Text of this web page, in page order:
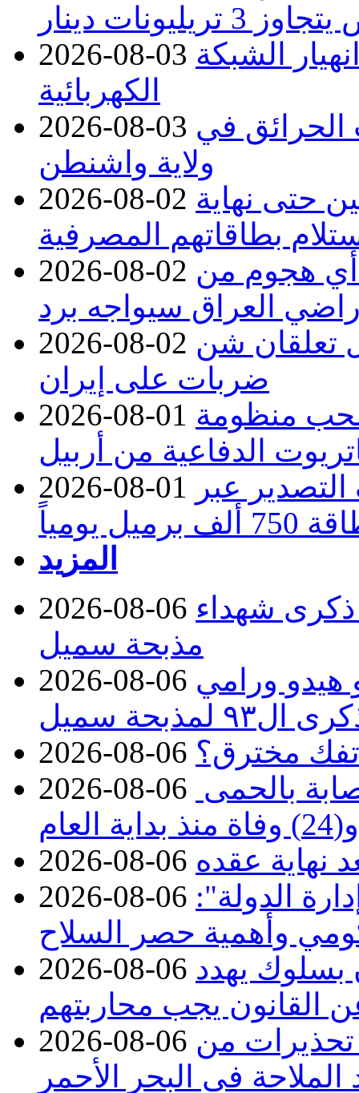
2026-08-03 الشبكة
الكهربائية
2026-08-03 الحرائق في
ولاية واشنطن
2026-08-02 حتى نهاية
بطاقاتهم المصرفية
2026-08-02 أي هجوم من
العراق سيواجه برد
2026-08-02 تعلقان شن
ضربات على إيران
2026-08-01 منظومة
الدفاعية من أربيل
2026-08-01
التصدير عبر
يومياً
المزيد
2026-08-06 ذكرى شهداء
مذبحة سميل
2026-08-06 هيدو ورامي
سميل
2026-08-06 مخترق؟
2026-08-06
2026-08-06 نهاية عقده
2026-08-06 الدولة":
وأهمية حصر السلاح
2026-08-06 بسلوك يهدد
القانون يجب محاربتهم
2026-08-06 من
الملاحة في البحر الأحمر